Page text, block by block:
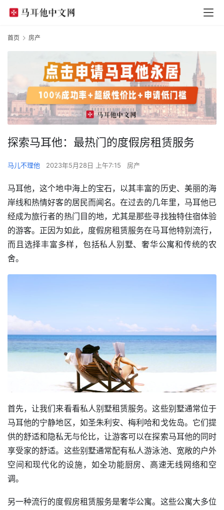
首页 房产
探索马耳他：最热门的度假房租赁服务
马儿不理他 2023年5月28日 上午7:15 房产
马耳他，这个地中海上的宝石，以其丰富的历史、美丽的海
岸线和热情好客的居民而闻名。在过去的几年里，马耳他已
经成为旅行者的热门目的地，尤其是那些寻找独特住宿体验
的游客。正因为如此，度假房租赁服务在马耳他特别流行，
而且选择丰富多样，包括私人别墅、奢华公寓和传统的农
舍。
首先，让我们来看看私人别墅租赁服务。这些别墅通常位于
马耳他的宁静地区，如圣朱利安、梅利哈和戈佐岛。它们提
供的舒适和隐私无与伦比，让游客可以在探索马耳他的同时
享受家的舒适。这些别墅通常配有私人游泳池、宽敞的户外
空间和现代化的设施，如全功能厨房、高速无线网络和空
调。
另一种流行的度假房租赁服务是奢华公寓。这些公寓大多位